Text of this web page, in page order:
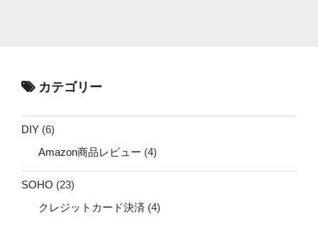
カテゴリー
DIY (6)
Amazon商品レビュー (4)
SOHO (23)
クレジットカード決済 (4)